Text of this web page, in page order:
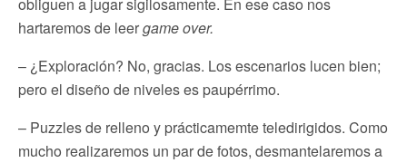
obliguen a jugar sigilosamente. En ese caso nos
hartaremos de leergame over.
– ¿Exploración? No, gracias. Los escenarios lucen bien;
pero el diseño de niveles es paupérrimo.
– Puzzles de relleno y prácticamemte teledirigidos. Como
mucho realizaremos un par de fotos, desmantelaremos a